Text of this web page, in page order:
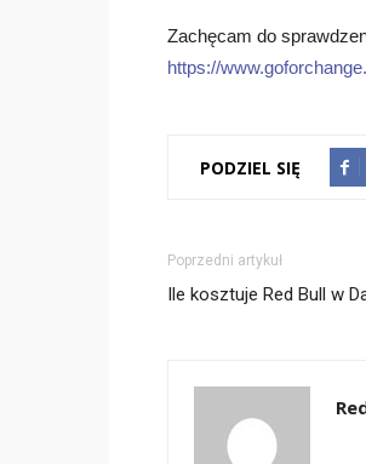
Zachęcam do
https://
PODZIEL SIĘ
Poprzedni artykuł
Ile kosztuje Red Bull w